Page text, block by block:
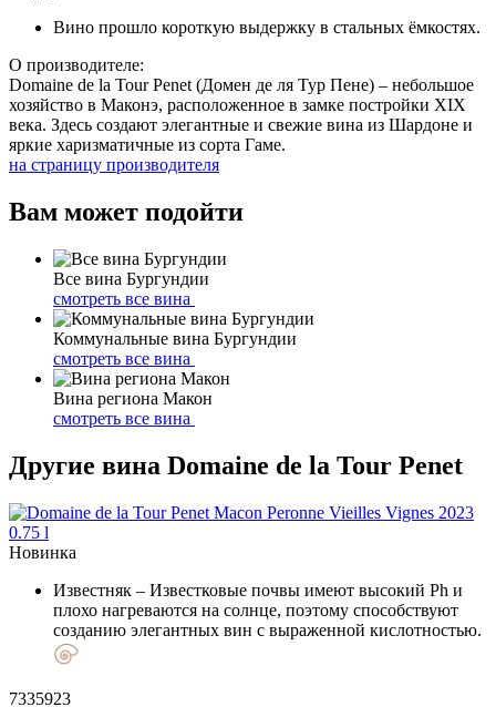
Вино прошло короткую выдержку в стальных ёмкостях.
О производителе:
Domaine de la Tour Penet (Домен де ля Тур Пене) – небольшое
хозяйство в Маконэ, расположенное в замке постройки XIX
века. Здесь создают элегантные и свежие вина из Шардоне и
яркие харизматичные из сорта Гаме.
на страницу производителя
Вам может подойти
Все вина Бургундии
смотреть все вина
Коммунальные вина Бургундии
смотреть все вина
Вина региона Макон
смотреть все вина
Другие вина Domaine de la Tour Penet
Новинка
Известняк – Известковые почвы имеют высокий Ph и
плохо нагреваются на солнце, поэтому способствуют
созданию элегантных вин с выраженной кислотностью.
7335923